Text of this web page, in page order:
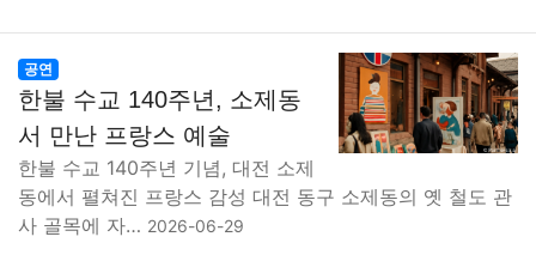
공연
한불 수교 140주년, 소제동
서 만난 프랑스 예술
한불 수교 140주년 기념, 대전 소제
동에서 펼쳐진 프랑스 감성 대전 동구 소제동의 옛 철도 관
사 골목에 자… 2026-06-29